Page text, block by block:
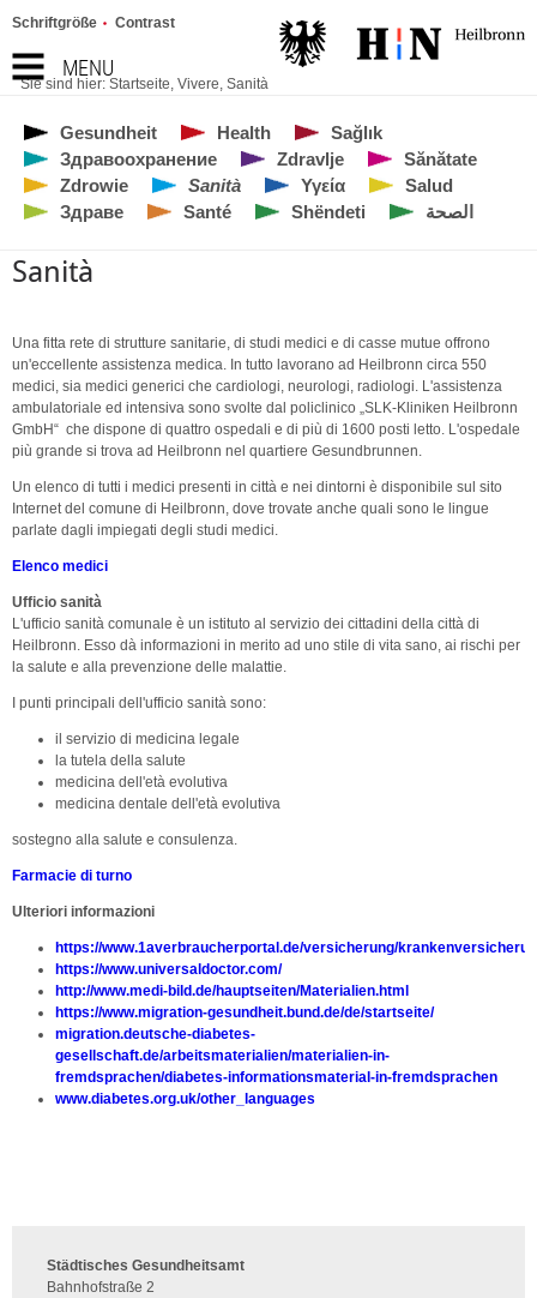
MENU
Schriftgröße Contrast
Sie sind hier: Startseite, Vivere, Sanità
Gesundheit Health
Sağlık
Здравоохранение
Zdravlje
Sănătate
Zdrowie
Sanità Υγεία
Salud
Здраве
Santé Shëndeti الصحة
Sanità
Una fitta rete di strutture sanitarie, di studi medici e di casse mutue offrono
un'eccellente assistenza medica. In tutto lavorano ad Heilbronn circa 550
medici, sia medici generici che cardiologi, neurologi, radiologi. L'assistenza
ambulatoriale ed intensiva sono svolte dal policlinico „SLK-Kliniken Heilbronn
GmbH“ che dispone di quattro ospedali e di più di 1600 posti letto. L'ospedale
più grande si trova ad Heilbronn nel quartiere Gesundbrunnen.
Un elenco di tutti i medici presenti in città e nei dintorni è disponibile sul sito
Internet del comune di Heilbronn, dove trovate anche quali sono le lingue
parlate dagli impiegati degli studi medici.
Elenco medici
Ufficio sanità
L'ufficio sanità comunale è un istituto al servizio dei cittadini della città di
Heilbronn. Esso dà informazioni in merito ad uno stile di vita sano, ai rischi per
la salute e alla prevenzione delle malattie.
I punti principali dell'ufficio sanità sono:
il servizio di medicina legale
la tutela della salute
medicina dell'età evolutiva
medicina dentale dell'età evolutiva
sostegno alla salute e consulenza.
Farmacie di turno
Ulteriori informazioni
https://www.1averbraucherportal.de/versicherung/
https://www.universaldoctor.com/
http://www.medi-bild.de/hauptseiten/Materialien.html
https://www.migration-gesundheit.bund.de/de/startseite/
migration.deutsche-diabetes-
gesellschaft.de/arbeitsmaterialien/materialien-in-
fremdsprachen/diabetes-informationsmaterial-in-fremdsprachen
www.diabetes.org.uk/other_languages
Städtisches Gesundheitsamt
Bahnhofstraße 2